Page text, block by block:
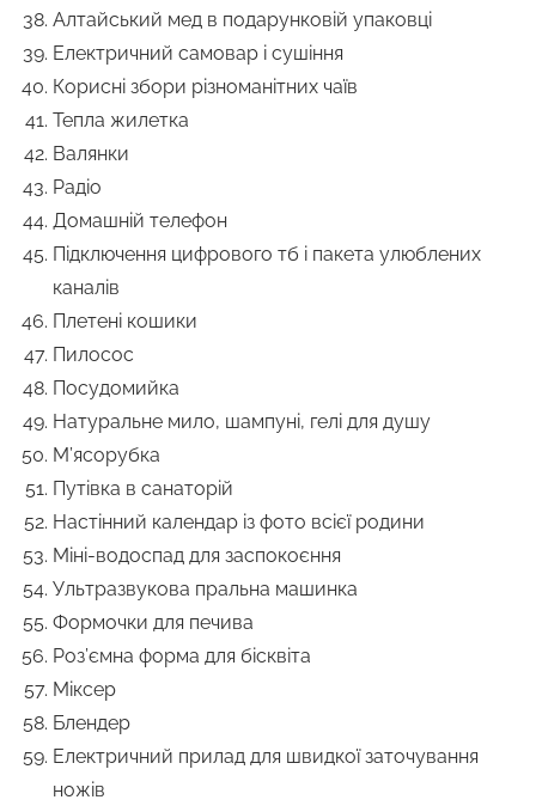
Алтайський мед в подарунковій упаковці
Електричний самовар і сушіння
Корисні збори різноманітних чаїв
Тепла жилетка
Валянки
Радіо
Домашній телефон
Підключення цифрового тб і пакета улюблених
каналів
Плетені кошики
Пилосос
Посудомийка
Натуральне мило, шампуні, гелі для душу
М’ясорубка
Путівка в санаторій
Настінний календар із фото всієї родини
Міні-водоспад для заспокоєння
Ультразвукова пральна машинка
Формочки для печива
Роз’ємна форма для бісквіта
Міксер
Блендер
Електричний прилад для швидкої заточування
ножів